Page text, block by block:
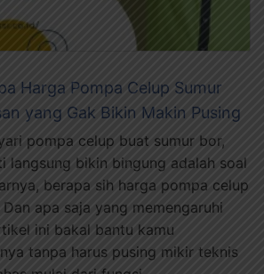
Harga Pompa Celup Sumur
yang Gak Bikin Makin Pusing
pompa celup buat sumur bor,
langsung bikin bingung adalah soal
berapa sih harga pompa celup
apa saja yang memengaruhi
ini bakal bantu kamu
tanpa harus pusing mikir teknis